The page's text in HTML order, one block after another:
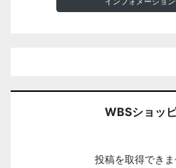
WBSショッ
投稿を取得でき